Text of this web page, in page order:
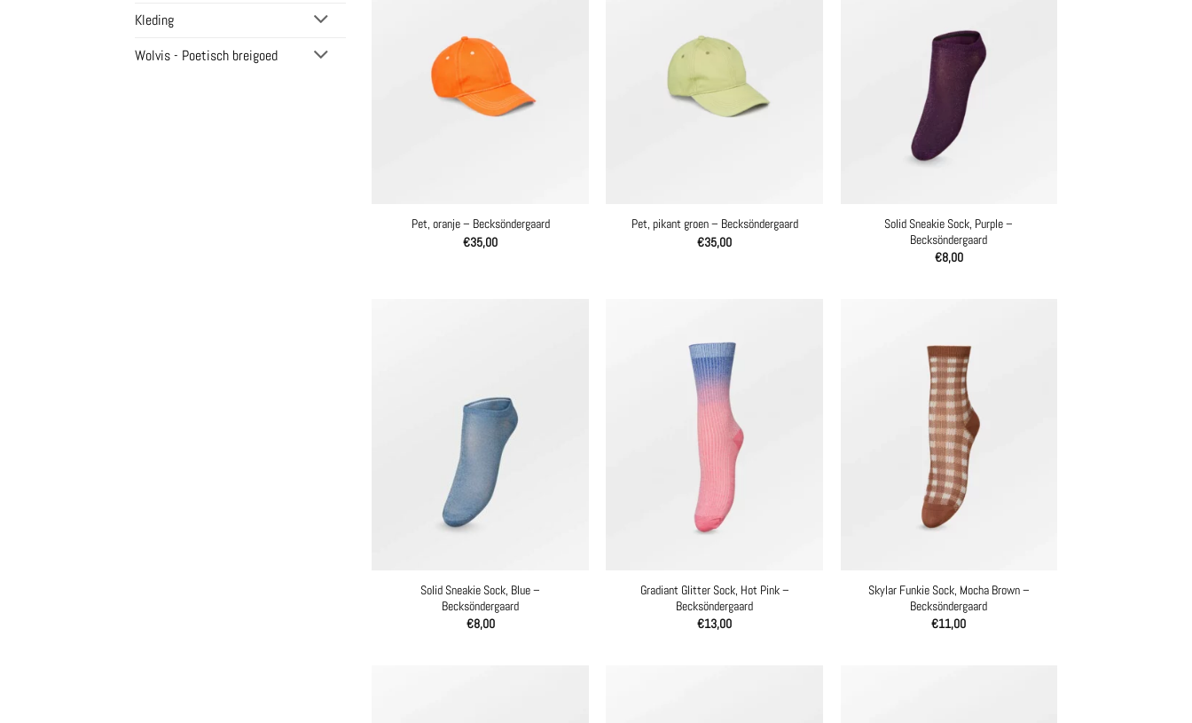
Kleding
Wolvis - Poetisch breigoed
Pet, oranje – Becksöndergaard
€35,00
Pet, pikant groen – Becksöndergaard
€35,00
Solid Sneakie Sock, Purple –
Becksöndergaard
€8,00
Solid Sneakie Sock, Blue –
Becksöndergaard
€8,00
Gradiant Glitter Sock, Hot Pink –
Becksöndergaard
€13,00
Skylar Funkie Sock, Mocha Brown –
Becksöndergaard
€11,00